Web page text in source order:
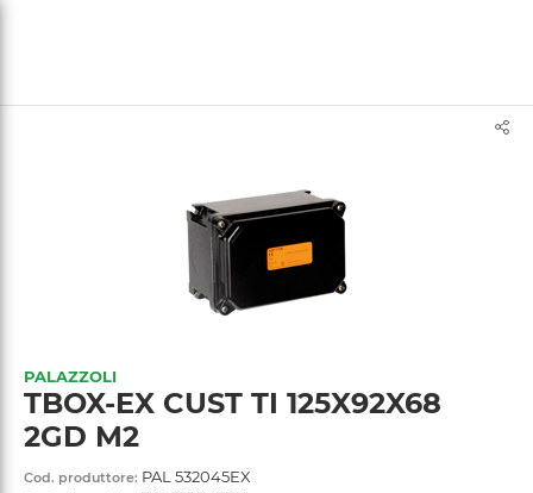
PALAZZOLI
TBOX-EX CUST TI 125X92X68
2GD M2
Cod. produttore: PAL 532045EX